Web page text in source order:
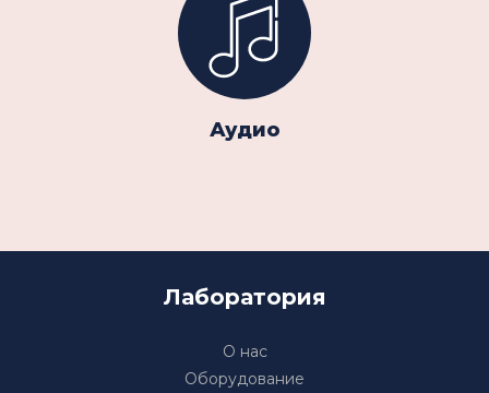
Аудио
Лаборатория
О нас
Оборудование